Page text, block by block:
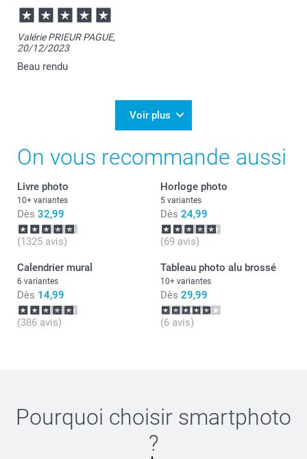
09:12
Bonjour Georgette,
C’est une joie de vous lire :-)
N’hésitez pas à retentez l’expérience :-)
Valérie PRIEUR PAGUE,
20/12/2023
Beau rendu
Voir plus
On vous recommande aussi
Livre photo
10+ variantes
Dès 32,99
(1325 avis)
Horloge photo
5 variantes
Dès 24,99
(69 avis)
Calendrier mural
6 variantes
Dès 14,99
(386 avis)
Tableau photo alu brossé
10+ variantes
Dès 29,99
(6 avis)
Pourquoi choisir smartphoto
?